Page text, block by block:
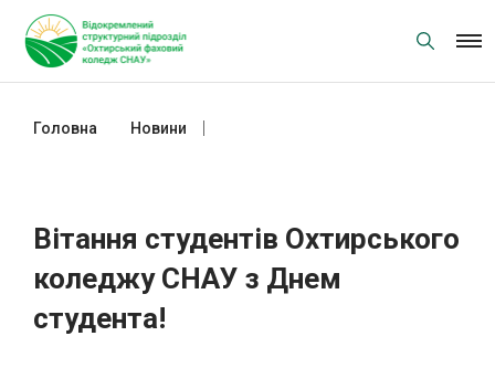
content
Головна Новини
Вітання студентів Охтирського
коледжу СНАУ з Днем
студента!